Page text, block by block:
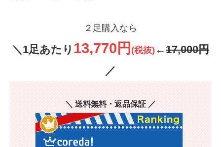
２足購入なら
＼1足あたり 13,770円 (税抜) ←17,000円
／
＼ 送料無料・返品保証 ／